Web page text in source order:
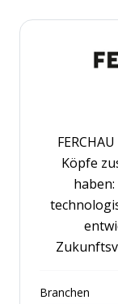
Köpfe
Branchen